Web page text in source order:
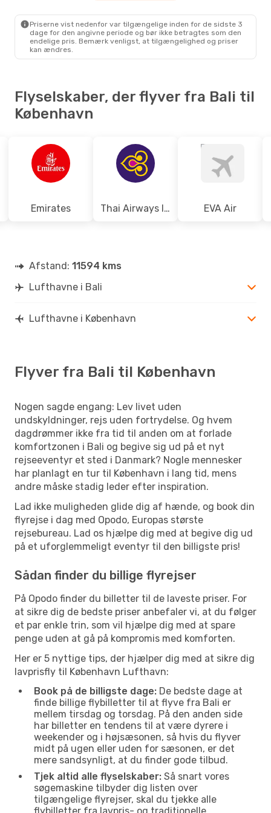
Emirates1 Mellemlanding
CPH - DPS
Priserne vist nedenfor var tilgængelige inden for de sidste 3
dage for den angivne periode og bør ikke betragtes som den
endelige pris. Bemærk venligst, at tilgængelighed og priser
kan ændres.
Flyselskaber, der flyver fra Bali til
København
Emirates Thai Airways International EVA Air
Afstand: 11594 kms
Lufthavne i Bali
Lufthavne i København
Flyver fra Bali til København
Nogen sagde engang: Lev livet uden
undskyldninger, rejs uden fortrydelse. Og hvem
dagdrømmer ikke fra tid til anden om at forlade
komfortzonen i Bali og begive sig ud på et nyt
rejseeventyr et sted i Danmark? Nogle mennesker
har planlagt en tur til København i lang tid, mens
andre måske stadig leder efter inspiration.
Lad ikke muligheden glide dig af hænde, og book din
flyrejse i dag med Opodo, Europas største
rejsebureau. Lad os hjælpe dig med at begive dig ud
på et uforglemmeligt eventyr til den billigste pris!
Sådan finder du billige flyrejser
På Opodo finder du billetter til de laveste priser. For
at sikre dig de bedste priser anbefaler vi, at du følger
et par enkle trin, som vil hjælpe dig med at spare
penge uden at gå på kompromis med komforten.
Her er 5 nyttige tips, der hjælper dig med at sikre dig
lavprisfly til København Lufthavn:
Book på de billigste dage: De bedste dage at
finde billige flybilletter til at flyve fra Bali er
mellem tirsdag og torsdag. På den anden side
har billetter en tendens til at være dyrere i
weekender og i højsæsonen, så hvis du flyver
midt på ugen eller uden for sæsonen, er det
mere sandsynligt, at du finder gode tilbud.
Tjek altid alle flyselskaber: Så snart vores
søgemaskine tilbyder dig listen over
tilgængelige flyrejser, skal du tjekke alle